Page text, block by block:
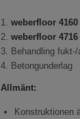
1. weberfloor 4160
2. weberfloor4716
3. Behandling
4. Betongunderlag
Allmänt:
Konstruktionen